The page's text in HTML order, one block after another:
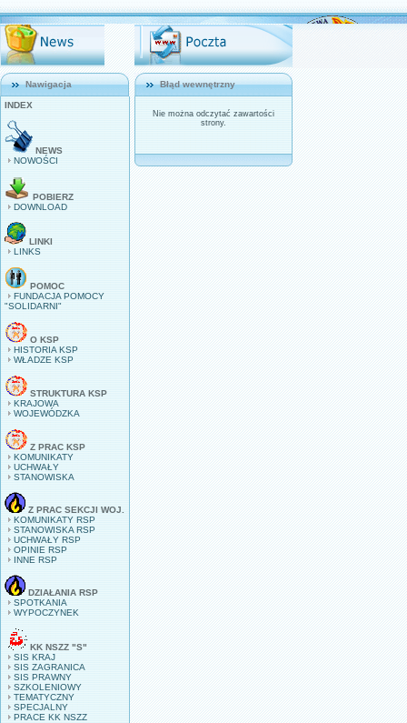
Nawigacja
INDEX
NEWS
NOWOŚCI
POBIERZ
DOWNLOAD
LINKI
LINKS
POMOC
FUNDACJA POMOCY
"SOLIDARNI"
O KSP
HISTORIA KSP
WŁADZE KSP
STRUKTURA KSP
KRAJOWA
WOJEWÓDZKA
Z PRAC KSP
KOMUNIKATY
UCHWAŁY
STANOWISKA
Z PRAC SEKCJI WOJ.
KOMUNIKATY RSP
STANOWISKA RSP
UCHWAŁY RSP
OPINIE RSP
INNE RSP
DZIAŁANIA RSP
SPOTKANIA
WYPOCZYNEK
KK NSZZ "S"
SIS KRAJ
SIS ZAGRANICA
SIS PRAWNY
SZKOLENIOWY
TEMATYCZNY
SPECJALNY
PRACE KK NSZZ
Błąd wewnętrzny
Nie można odczytać zawartości
strony.